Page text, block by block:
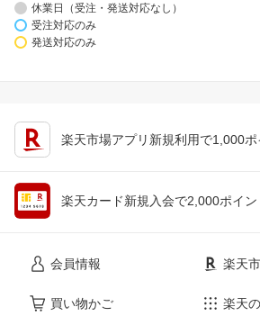
休業日（受注・発送対応なし）
受注対応のみ
発送対応のみ
楽天市場アプリ新規利用で1,000ポ
楽天カード新規入会で2,000ポイン
会員情報
買い物かご
楽天
楽天